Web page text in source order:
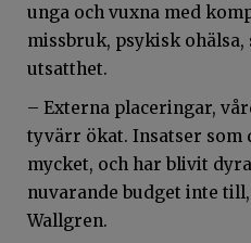
unga och vuxna med
missbruk, psykisk
utsatthet.
– Externa placeringar,
tyvärr ökat. Insatser som
mycket, och har blivit
nuvarande budget inte
Wallgren.